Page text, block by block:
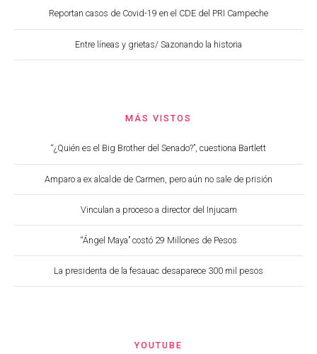
Reportan casos de Covid-19 en el CDE del PRI Campeche
Entre líneas y grietas/ Sazonando la historia
MÁS VISTOS
“¿Quién es el Big Brother del Senado?”, cuestiona Bartlett
Amparo a ex alcalde de Carmen, pero aún no sale de prisión
Vinculan a proceso a director del Injucam
“Ángel Maya” costó 29 Millones de Pesos
La presidenta de la fesauac desaparece 300 mil pesos
YOUTUBE